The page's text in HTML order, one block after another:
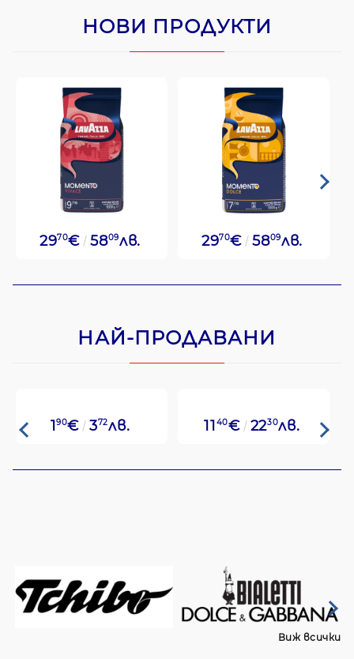
НОВИ ПРОДУКТИ
2970€ 5809лв. 2970€ 5809лв.
НАЙ-ПРОДАВАНИ
190€ 372лв. 11 40€ 2230лв.
Виж всички